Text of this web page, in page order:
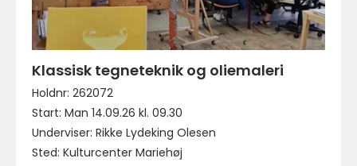
Klassisk tegneteknik og oliemaleri
Holdnr: 262072
Start: Man 14.09.26 kl. 09.30
Underviser: Rikke Lydeking Olesen
Sted: Kulturcenter Mariehøj